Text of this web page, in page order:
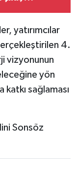
yatırımcılar
4.
vizyonunun
yön
sağlaması
Sonsöz